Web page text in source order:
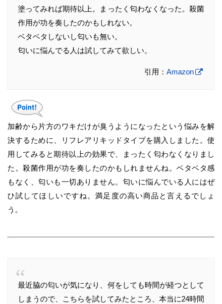
塗ってみれば期待以上。まったく匂わなくなった。殺菌
作用が功を奏したのかもしれない。
ベタベタしないし匂いも無い。
匂いに悩んでる人は試してみて欲しい。
引用： Amazon
加齢から片方のワキだけが臭うようになったという悩みを解
決するために、リフレアリキッドタイプを購入しました。使
用してみると期待以上の効果で、まったく匂わなくなりまし
た。殺菌作用が功を奏したのかもしれませんね。ベタベタ感
もなく、匂いも一切ありません。匂いに悩んでいる人にはぜ
ひ試してほしいですね。満足度の高い商品と言えるでしょ
う。
最近脇の匂いが気になり、何をしても時間が経つとして
しまうので、こちらを試してみたところ、本当に24時間